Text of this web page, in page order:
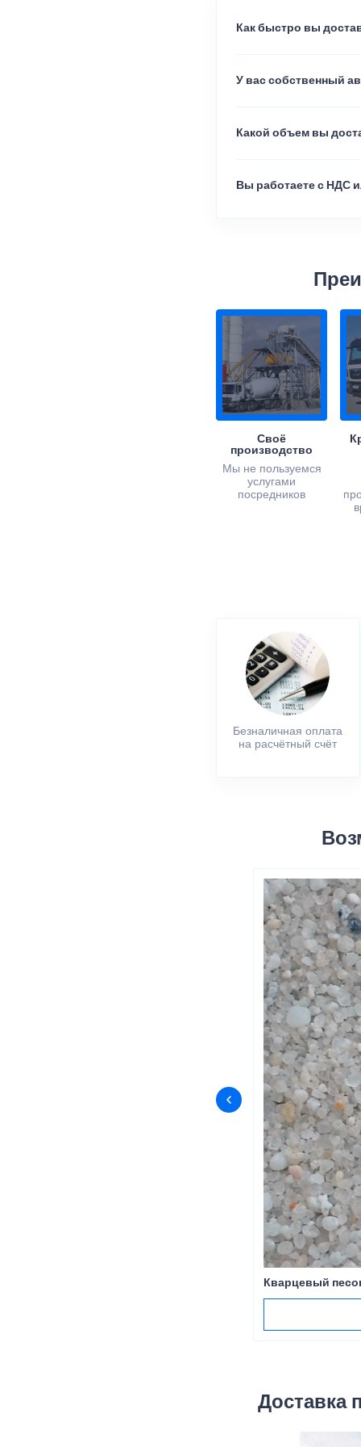
Как быстро вы
У вас собственный
Какой объем вы
Вы работаете с НДС
Своё
производство
Мы не пользуемся
услугами
посредников
Безналичная оплата
на расчётный счёт
Кварцевый
Доставка